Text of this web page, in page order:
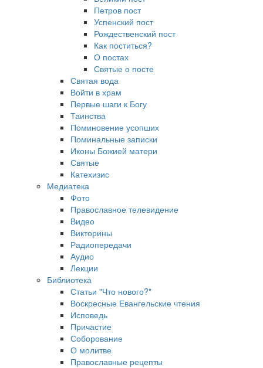
Петров пост
Успенский пост
Рождественский пост
Как поститься?
О постах
Святые о посте
Святая вода
Войти в храм
Первые шаги к Богу
Таинства
Поминовение усопших
Поминальные записки
Иконы Божией матери
Святые
Катехизис
Медиатека
Фото
Православное телевидение
Видео
Викторины
Радиопередачи
Аудио
Лекции
Библиотека
Статьи "Что нового?"
Воскресные Евангельские чтения
Исповедь
Причастие
Соборование
О молитве
Православные рецепты